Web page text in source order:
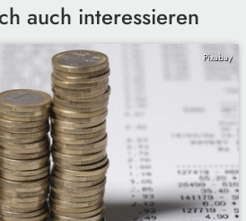
auch interessieren
Pixabay